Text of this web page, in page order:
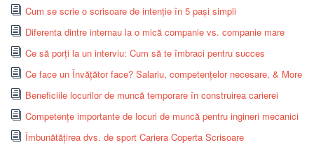
Cum se scrie o scrisoare de intenție în 5 pași simpli
Diferenta dintre internau la o mică companie vs. companie mare
Ce să porți la un interviu: Cum să te îmbraci pentru succes
Ce face un Învățător face? Salariu, competențelor necesare, & More
Beneficiile locurilor de muncă temporare în construirea carierei
Competențe importante de locuri de muncă pentru ingineri mecanici
Îmbunătățirea dvs. de sport Cariera Coperta Scrisoare